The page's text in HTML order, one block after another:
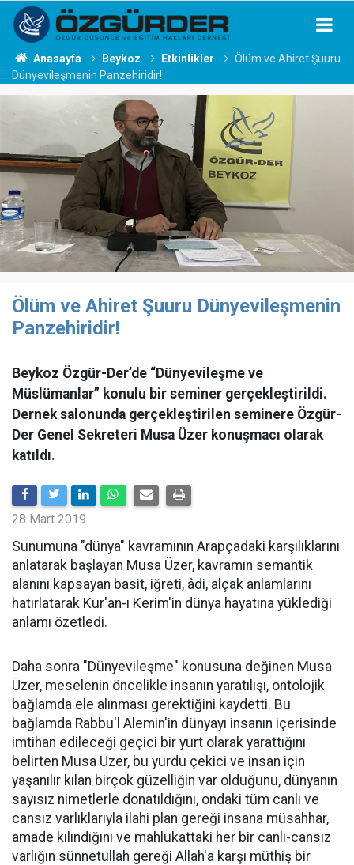
Anasayfa Beykoz Etkinlikler
Ölüm ve Ahiret Şuuru
Dünyevileşmenin Panzehiridir!
Ölüm ve Ahiret Şuuru Dünyevileşmenin
Panzehiridir!
Beykoz Özgür-Der’de “Dünyevileşme ve
Müslümanlar” konulu bir seminer gerçekleştirildi.
Dernek salonunda gerçekleştirilen seminere Özgür-
Der Genel Sekreteri Musa Üzer konuşmacı olarak
katıldı.
28 Mart 2019
Sunumuna "dünya" kavramının Arapçadaki karşılıklarını
anlatarak başlayan Musa Üzer, kavramın semantik
alanını kapsayan basit, iğreti, âdi, alçak anlamlarını
hatırlatarak Kur'an-ı Kerim'in dünya hayatına yüklediği
anlamı özetledi.
Daha sonra "Dünyevileşme" konusuna değinen Musa
Üzer, meselenin öncelikle insanın yaratılışı, ontolojik
bağlamda ele alınması gerektiğini kaydetti. Bu
bağlamda Rabbu'l Alemin'in dünyayı insanın içerisinde
imtihan edileceği geçici bir yurt olarak yarattığını
belirten Musa Üzer, bu yurdu çekici ve insan için
yaşanılır kılan birçok güzelliğin var olduğunu, dünyanın
sayısız nimetlerle donatıldığını, ondaki tüm canlı ve
cansız varlıklarıyla ilahi plan gereği insana müsahhar,
amade kılındığını ve mahlukattaki her bir canlı-cansız
varlığın sünnetullah gereği Allah'a karşı müthiş bir